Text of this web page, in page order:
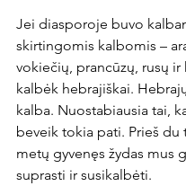
Jei diasporoje buvo
skirtingomis kalbomis –
vokiečių, prancūzų, rusų
kalbėk hebrajiškai.
kalba. Nuostabiausia tai,
beveik tokia pati. Prieš du
metų gyvenęs žydas mus
suprasti ir susikalbėti.